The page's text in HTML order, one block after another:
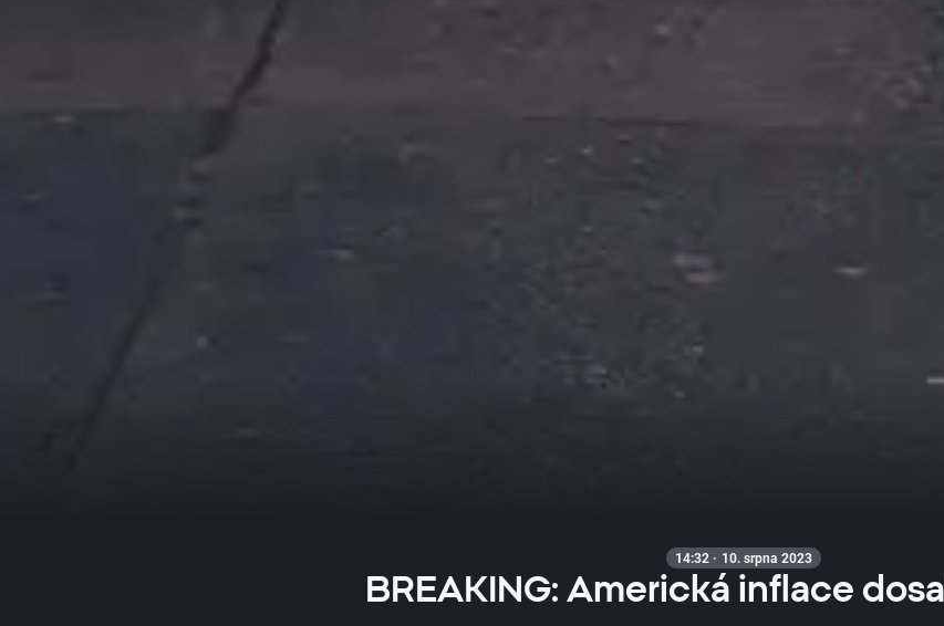
14:32 · 10. srpna 2023
BREAKING: Americká inflace